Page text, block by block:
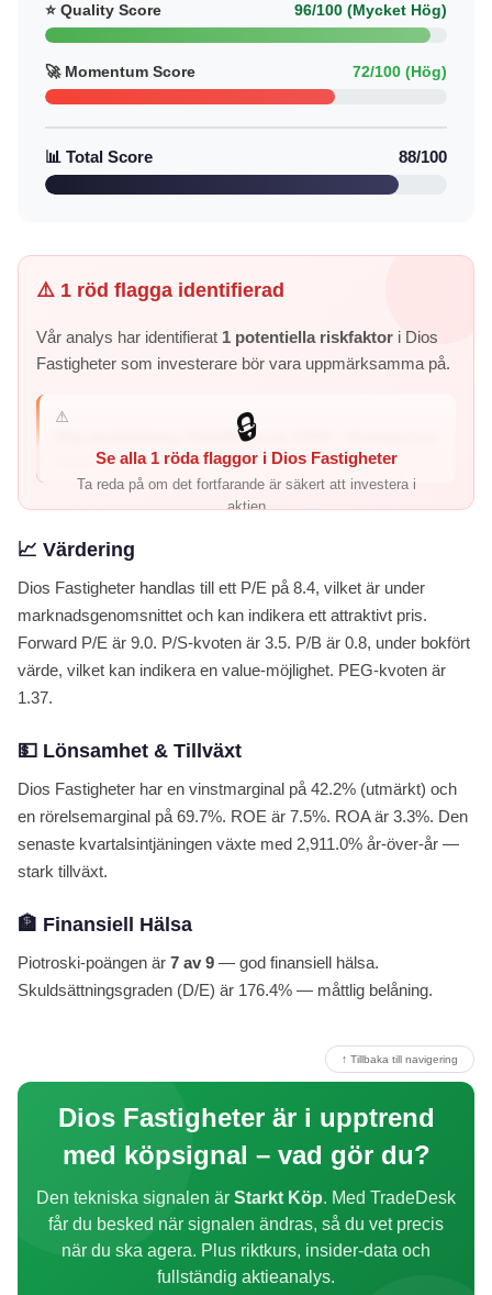
⭐ Quality Score 96/100 (Mycket Hög)
🚀 Momentum Score 72/100 (Hög)
📊 Total Score 88/100
⚠️ 1 röd flagga identifierad
Vår analys har identifierat 1 potentiella riskfaktor i Dios
Fastigheter som investerare bör vara uppmärksamma på.
⚠️
Hög skuldsättning: Debt/Equity är 176% – företaget har
väsentligt mer skuld ...
🔒
Se alla 1 röda flaggor i Dios Fastigheter
Ta reda på om det fortfarande är säkert att investera i
aktien
📈 Värdering
Dios Fastigheter handlas till ett P/E på 8.4, vilket är under
marknadsgenomsnittet och kan indikera ett attraktivt pris.
Forward P/E är 9.0. P/S-kvoten är 3.5. P/B är 0.8, under bokfört
värde, vilket kan indikera en value-möjlighet. PEG-kvoten är
1.37.
💵 Lönsamhet & Tillväxt
Dios Fastigheter har en vinstmarginal på 42.2% (utmärkt) och
en rörelsemarginal på 69.7%. ROE är 7.5%. ROA är 3.3%. Den
senaste kvartalsintjäningen växte med 2,911.0% år-över-år —
stark tillväxt.
🏦 Finansiell Hälsa
Piotroski-poängen är 7 av 9 — god finansiell hälsa.
Skuldsättningsgraden (D/E) är 176.4% — måttlig belåning.
↑ Tillbaka till navigering
Dios Fastigheter är i upptrend
med köpsignal – vad gör du?
Den tekniska signalen är Starkt Köp. Med TradeDesk
får du besked när signalen ändras, så du vet precis
när du ska agera. Plus riktkurs, insider-data och
fullständig aktieanalys.